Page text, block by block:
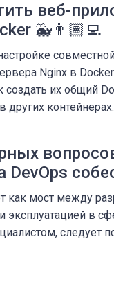
веб-
🐳👨🏽‍💻
Nginx в
создать их общий
других контейнерах.
DevOps
как мост между
эксплуатацией в
следует